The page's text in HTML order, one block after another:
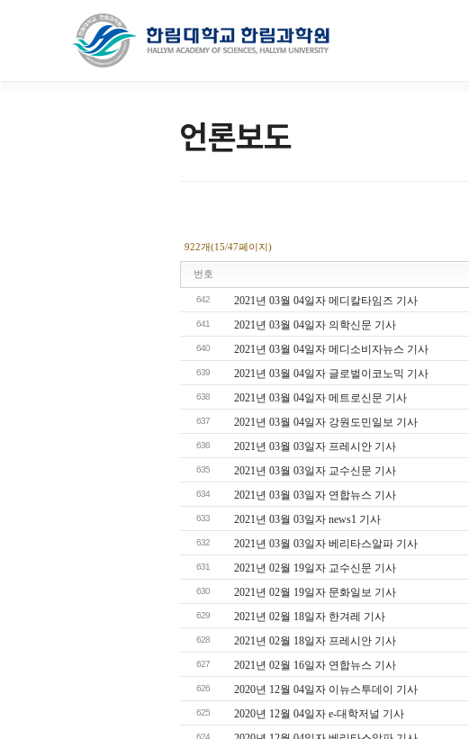
언론보도
922개(15/47페이지)
번호
642 2021년 03월 04일자 메디칼타임즈 기사
641 2021년 03월 04일자 의학신문 기사
640 2021년 03월 04일자 메디소비자뉴스 기사
639 2021년 03월 04일자 글로벌이코노믹 기사
638 2021년 03월 04일자 메트로신문 기사
637 2021년 03월 04일자 강원도민일보 기사
636 2021년 03월 03일자 프레시안 기사
635 2021년 03월 03일자 교수신문 기사
634 2021년 03월 03일자 연합뉴스 기사
633 2021년 03월 03일자 news1 기사
632 2021년 03월 03일자 베리타스알파 기사
631 2021년 02월 19일자 교수신문 기사
630 2021년 02월 19일자 문화일보 기사
629 2021년 02월 18일자 한겨레 기사
628 2021년 02월 18일자 프레시안 기사
627 2021년 02월 16일자 연합뉴스 기사
626 2020년 12월 04일자 이뉴스투데이 기사
625 2020년 12월 04일자 e-대학저널 기사
624